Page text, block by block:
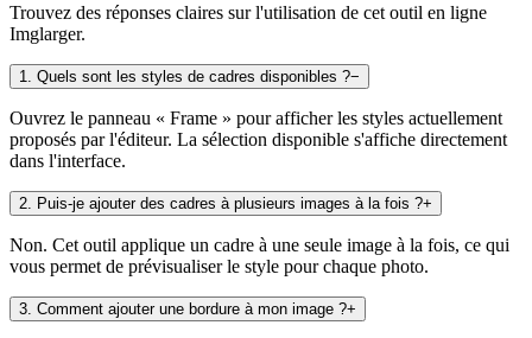
Trouvez des réponses claires sur l'utilisation de cet outil en ligne
Imglarger.
1 Quels sont les styles de cadres disponibles ?−
Ouvrez le panneau « Frame » pour afficher les styles actuellement
proposés par l'éditeur. La sélection disponible s'affiche directement
dans l'interface.
2 Puis-je ajouter des cadres à plusieurs images à la fois ?+
Non. Cet outil applique un cadre à une seule image à la fois, ce qui
vous permet de prévisualiser le style pour chaque photo.
3 Comment ajouter une bordure à mon image ?+